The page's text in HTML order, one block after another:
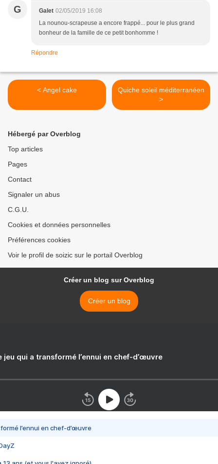
G Galet 02/05/2019 16:08
La nounou-scrapeuse a encore frappé... pour le plus grand
bonheur de la famille de ce petit bonhomme !
Répondre
< Angel cake
Quiche soleil méditerranéen
>
Hébergé par Overblog
Top articles
Pages
Contact
Signaler un abus
C.G.U.
Cookies et données personnelles
Préférences cookies
Voir le profil de soizic sur le portail Overblog
Créer un blog sur Overblog
Créer un blog
jeu qui a transformé l’ennui en chef-d’œuvre
l’ennui en chef-d’œuvre